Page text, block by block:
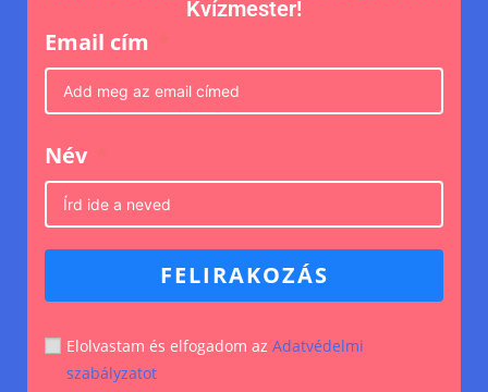
Kvízmester!
Email cím
Név
FELIRAKOZÁS
Elolvastam és elfogadom az Adatvédelmi
szabályzatot